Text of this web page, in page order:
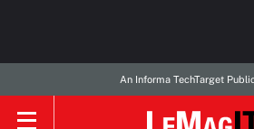
An Informa TechTarget